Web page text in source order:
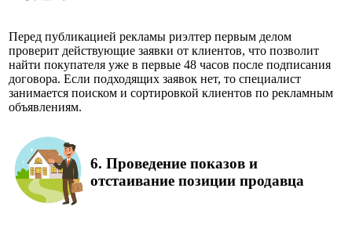
Перед публикацией рекламы риэлтер первым делом
проверит действующие заявки от клиентов, что позволит
найти покупателя уже в первые 48 часов после подписания
договора. Если подходящих заявок нет, то специалист
занимается поиском и сортировкой клиентов по рекламным
объявлениям.
6. Проведение показов и
отстаивание позиции продавца